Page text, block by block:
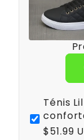
Ténis
$51.99